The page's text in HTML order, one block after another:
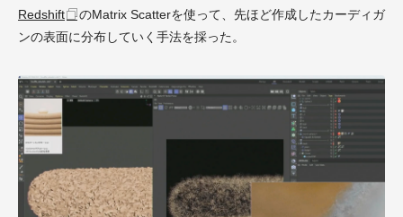
Redshift
のMatrix Scatterを使って、先ほど作成したカーディガ
ンの表面に分布していく手法を採った。